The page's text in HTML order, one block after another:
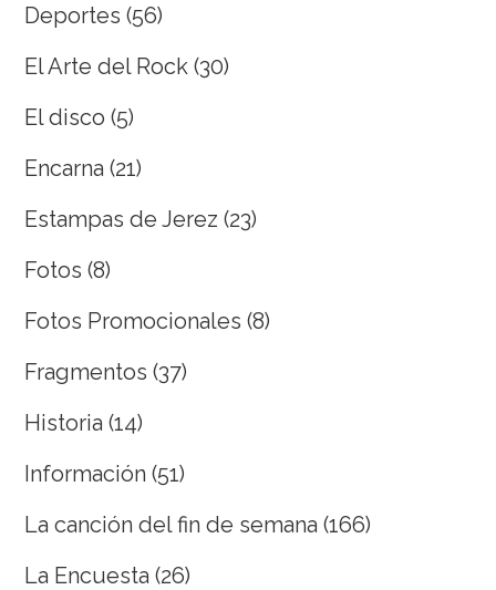
Deportes (56)
El Arte del Rock (30)
El disco (5)
Encarna (21)
Estampas de Jerez (23)
Fotos (8)
Fotos Promocionales (8)
Fragmentos (37)
Historia (14)
Información (51)
La canción del fin de semana (166)
La Encuesta (26)